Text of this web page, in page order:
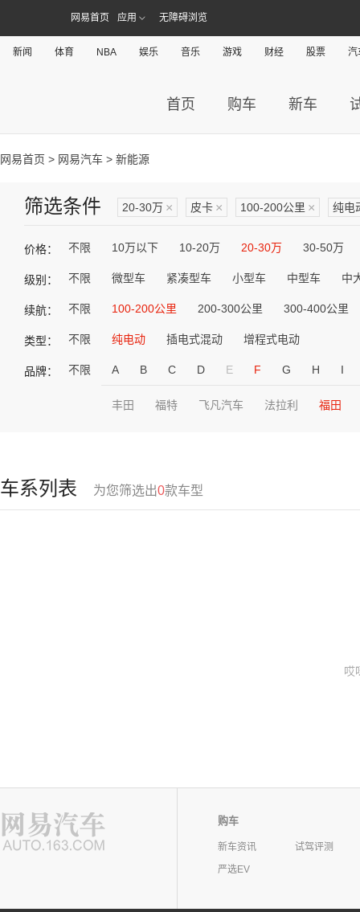
网易首页 应用 无障碍浏览
新闻 体育 NBA 娱乐 音乐 游戏 财经 股票 汽
首页 购车 新车
网易首页 > 网易汽车 > 新能源
筛选条件 20-30万 × 皮卡 × 100-200公里 × 纯电
价格： 不限 10万以下 10-20万 20-30万 30-50万
级别： 不限 微型车 紧凑型车 小型车 中型车 中
续航： 不限 100-200公里 200-300公里 300-400公里
类型： 不限 纯电动 插电式混动 增程式电动
品牌： 不限 A B C D E F G H I
丰田 福特 飞凡汽车 法拉利 福田
车系列表 为您筛选出0款车型
哎
购车
新车资讯
试驾评测
严选EV